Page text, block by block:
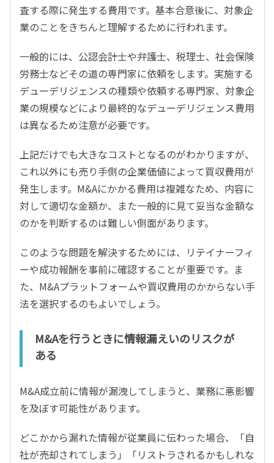
査する際に発生する費用です。基本合意後に、対象企
業のことをきちんと理解するために行われます。
一般的には、公認会計士や弁護士、税理士、社会保険
労務士などその道の専門家に依頼をします。実施する
デューデリジェンスの種類や依頼する専門家、対象企
業の規模などにより最終的なデューデリジェンス費用
は異なるため注意が必要です。
上記だけでも大きなコストとなるのがわかりますが、
これ以外にも売り手側の企業価値によって買収費用が
発生します。M&Aにかかる費用は複雑なため、内容に
対して適切な金額か、また一般的に見て妥当な金額な
のかを判断するのは難しい側面があります。
このような問題を解決するためには、リテイナーフィ
ーや成功報酬を事前に確認することが重要です。ま
た、M&Aプラットフォームや買収費用のかからない手
法を選択するのもよいでしょう。
M&Aを行うときに情報漏えいのリスクが
ある
M&A成立前に情報が漏洩してしまうと、業務に悪影響
を及ぼす可能性があります。
どこかから漏れた情報が従業員に伝わった場合、「自
社が売却されてしまう」「リストラされるかもしれな